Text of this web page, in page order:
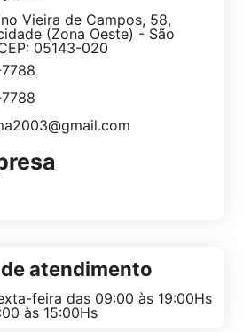
Vieira de Campos, 58,
(Zona Oeste) - São
05143-020
atendimento
feira das 09:00 às 19:00Hs
às 15:00Hs